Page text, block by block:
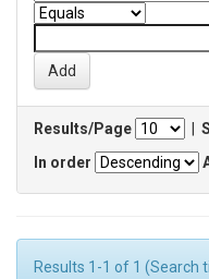
Results/Page
In order
Results 1-1 of 1 (Search